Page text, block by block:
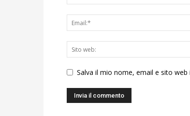
Salva il mio nome, email e sito